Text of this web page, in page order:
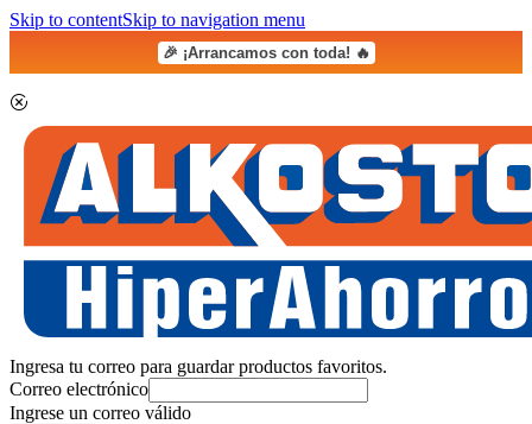
Skip to contentSkip to navigation menu
🎉 ¡Arrancamos con toda! 🔥
Ingresa tu correo para guardar productos favoritos.
Correo electrónico
Ingrese un correo válido